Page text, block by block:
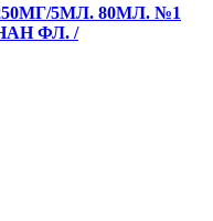
5МЛ. 80МЛ. №1
ФЛ. /